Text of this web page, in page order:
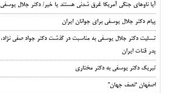
آیا ناوهای جنگی آمریکا غرق شدنی هستند یا خیر/ دکتر جلال یوسفی
پیام دکتر جلال یوسفی برای جوانان ایران
تسلیت دکتر جلال یوسفی به مناسبت در گذشت دکتر جواد صفی نژاد،
پدر قنات ایران
تبریک دکتر یوسفی به دکتر مختاری
اصفهان “نصف جهان”